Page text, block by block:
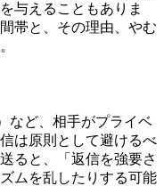
与えることもありま
帯と、その理由、やむ
など、相手がプライベ
は原則として避けるべ
ると、「返信を強要さ
ムを乱したりする可能